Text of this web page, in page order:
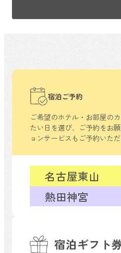
宿泊ギフト
宿泊ご予約
ご希望のホテル・お部屋のカ
たい日を選び、ご予約をお願
ョンサービスもご予約いただ
熱田神宮
名古屋東山